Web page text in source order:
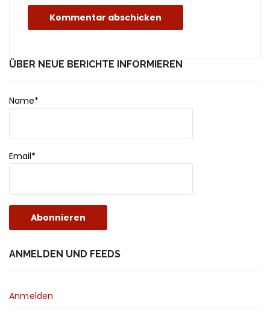
ÜBER NEUE BERICHTE INFORMIEREN
Name*
Email*
ANMELDEN UND FEEDS
Anmelden